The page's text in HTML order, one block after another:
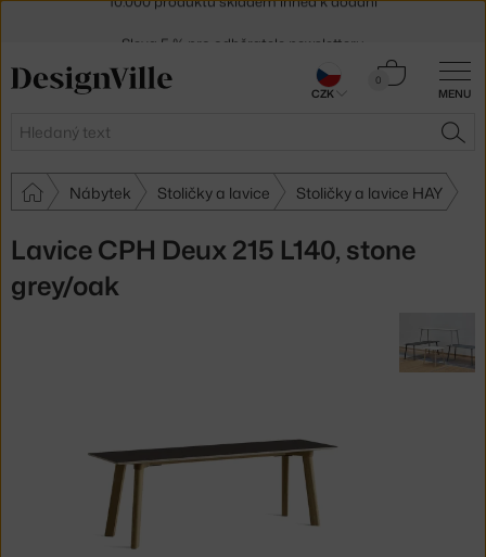
MENU
Hledat
0
Košík
Nábytek Stoličky a lavice Stoličky a lavice HAY
Lavice CPH Deux 215 L140, stone
grey/oak
30 dní na vrácení zboží
CZK